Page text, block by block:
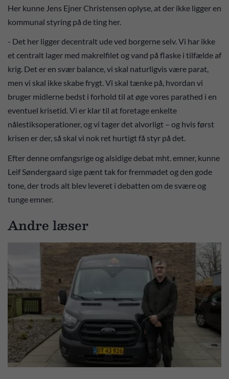
Her kunne Jens Ejner Christensen oplyse, at der ikke ligger en
kommunal styring på de ting her.
- Det her ligger decentralt ude ved borgerne selv. Vi har ikke
et centralt lager med makrelfilet og vand på flaske i tilfælde af
krig. Det er en svær balance, vi skal naturligvis være parat,
men vi skal ikke skabe frygt. Vi skal tænke på, hvordan vi
bruger midlerne bedst i forhold til at øge vores parathed i en
eventuel krisetid. Vi er klar til at foretage enkelte
nålestiksoperationer, og vi tager det alvorligt – og hvis først
krisen er der, så skal vi nok ret hurtigt få styr på det.
Efter denne omfangsrige og alsidige debat mht. emner, kunne
Leif Søndergaard sige pænt tak for fremmødet og den gode
tone, der trods alt blev leveret i debatten om de svære og
tunge emner.
Andre læser